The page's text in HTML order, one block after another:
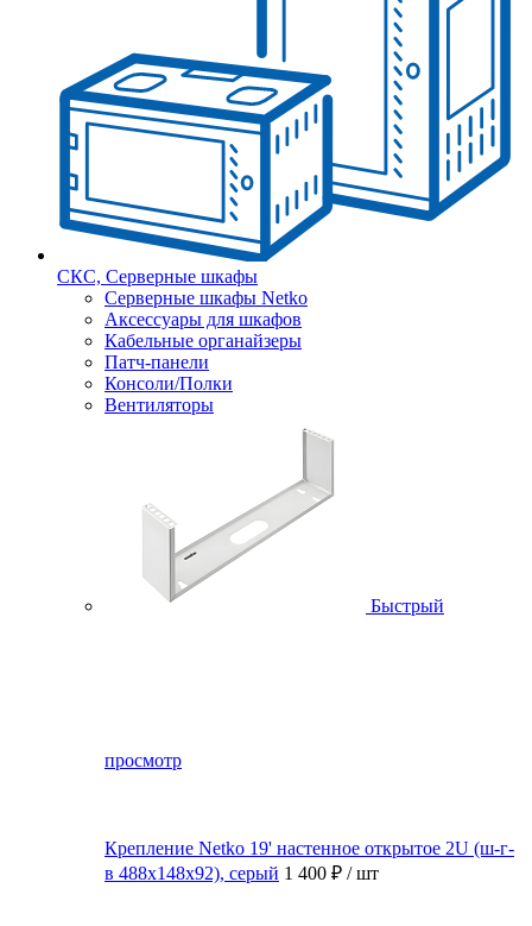
СКС, Серверные шкафы
Серверные шкафы Netko
Аксессуары для шкафов
Кабельные органайзеры
Патч-панели
Консоли/Полки
Вентиляторы
Быстрый
просмотр
Крепление Netko 19' настенное открытое 2U (ш-г-
в 488х148х92), серый 1 400 ₽ / шт